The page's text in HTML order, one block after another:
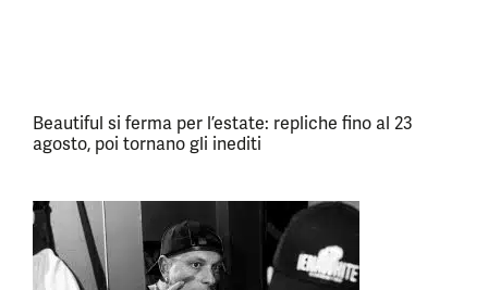
Beautiful si ferma per l’estate: repliche fino al 23
agosto, poi tornano gli inediti